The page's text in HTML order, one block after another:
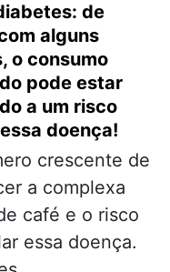
de
alguns
o consumo
pode estar
a um risco
doença!
crescente de
a complexa
café e o risco
essa doença.